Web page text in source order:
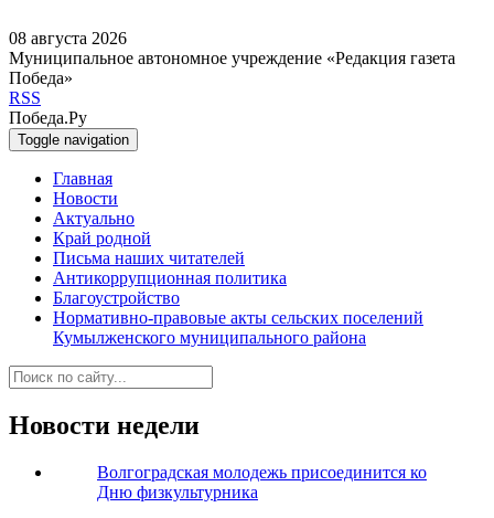
08 августа 2026
Муниципальное автономное учреждение «Редакция газета
Победа»
RSS
Победа.Ру
Toggle navigation
Главная
Новости
Актуально
Край родной
Письма наших читателей
Антикоррупционная политика
Благоустройство
Нормативно-правовые акты сельских поселений
Кумылженского муниципального района
Новости недели
Волгоградская молодежь присоединится ко
Дню физкультурника